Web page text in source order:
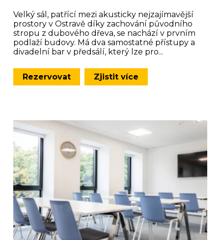
Velký sál, patřící mezi akusticky nejzajímavější
prostory v Ostravě díky zachování původního
stropu z dubového dřeva, se nachází v prvním
podlaží budovy. Má dva samostatné přístupy a
divadelní bar v předsálí, který lze pro...
Rezervovat Zjistit více